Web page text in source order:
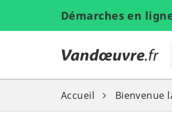
Démarches en
Vandœuvre.fr
Accueil Bienvenue